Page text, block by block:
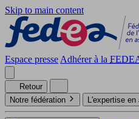
Skip to main content
Espace presse Adhérer à la
Retour
Notre fédération
L'expertise en